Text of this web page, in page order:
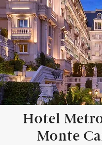
Hotel
Monte